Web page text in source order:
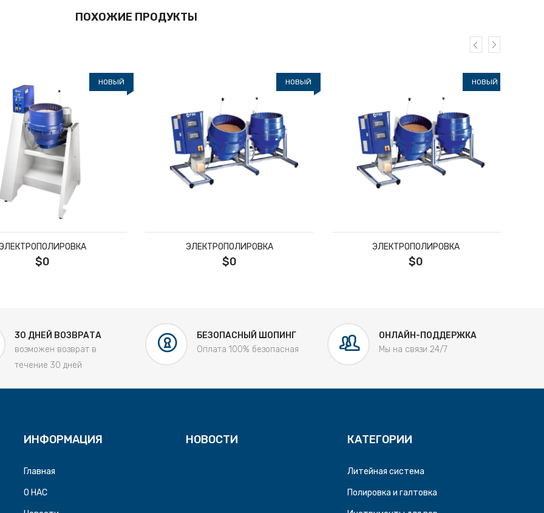
ПОХОЖИЕ ПРОДУКТЫ
НОВЫЙ
$0
НОВЫЙ
ЭЛЕКТРОПОЛИРОВКА
$0
НОВЫЙ
ЭЛЕКТРОПОЛИРОВКА
$0
30 ДНЕЙ ВОЗВРАТА
возможен возврат в
течение 30 дней
БЕЗОПАСНЫЙ ШОПИНГ
Оплата 100% безопасная
ОНЛАЙН-ПОДДЕРЖКА
Мы на связи 24/7
ИНФОРМАЦИЯ
Главная
O HAC
НОВОСТИ КАТЕГОРИИ
Литейная система
Полировка и галтовка